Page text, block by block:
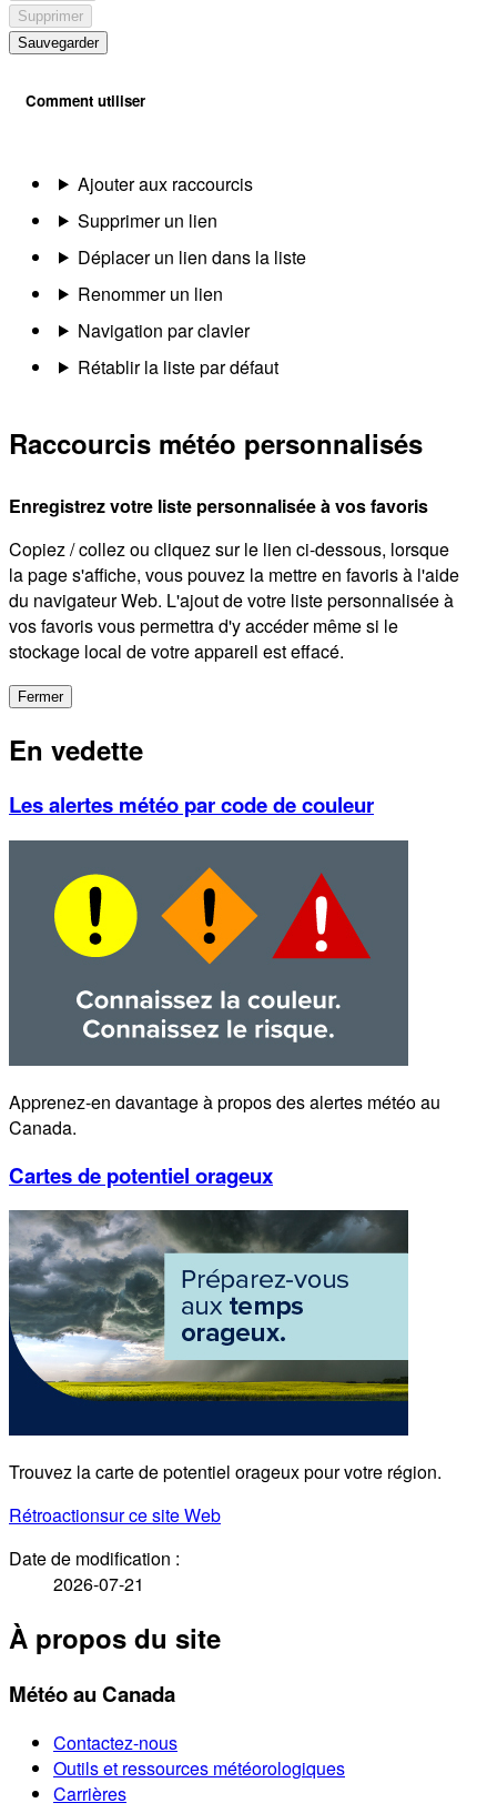
Supprimer
Sauvegarder
Comment utiliser
Ajouter aux raccourcis
Supprimer un lien
Déplacer un lien dans la liste
Renommer un lien
Navigation par clavier
Rétablir la liste par défaut
Raccourcis météo personnalisés
Enregistrez votre liste personnalisée à vos favoris
Copiez / collez ou cliquez sur le lien ci-dessous, lorsque
la page s'affiche, vous pouvez la mettre en favoris à l'aide
du navigateur Web. L'ajout de votre liste personnalisée à
vos favoris vous permettra d'y accéder même si le
stockage local de votre appareil est effacé.
Fermer
En vedette
Les alertes météo par code de couleur
Apprenez-en davantage à propos des alertes météo au
Canada.
Cartes de potentiel orageux
Trouvez la carte de potentiel orageux pour votre région.
Rétroactionsur ce site Web
Date de modification :
2026-07-21
À propos du site
Météo au Canada
Contactez-nous
Outils et ressources météorologiques
Carrières